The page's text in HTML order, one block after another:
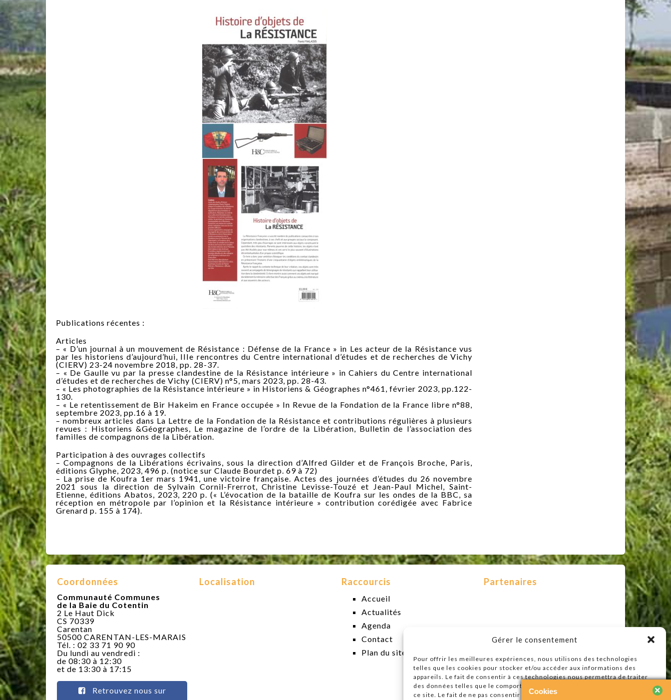
Gérer le consentement
Pour offrir les meilleures expériences, nous utilisons des technologies
telles que les cookies pour stocker et/ou accéder aux informations des
appareils. Le fait de consentir à ces technologies nous permettra de traiter
des données telles que le comportement de navigation ou les ID uniques sur
ce site. Le fait de ne pas consentir ou de retirer son consentement peut
Publications récentes :
Articles
– « D’un journal à un mouvement de Résistance : Défense de la France » in Les acteur de la Résistance vus
par les historiens d’aujourd’hui, IIIe rencontres du Centre international d’études et de recherches de Vichy
(CIERV) 23-24 novembre 2018, pp. 28-37.
– « De Gaulle vu par la presse clandestine de la Résistance intérieure » in Cahiers du Centre international
d’études et de recherches de Vichy (CIERV) n°5, mars 2023, pp. 28-43.
– « Les photographies de la Résistance intérieure » in Historiens & Géographes n°461, février 2023, pp.122-
130.
– « Le retentissement de Bir Hakeim en France occupée » In Revue de la Fondation de la France libre n°88,
septembre 2023, pp.16 à 19.
– nombreux articles dans La Lettre de la Fondation de la Résistance et contributions régulières à plusieurs
revues : Historiens &Géographes, Le magazine de l’ordre de la Libération, Bulletin de l’association des
familles de compagnons de la Libération.
Participation à des ouvrages collectifs
– Compagnons de la Libérations écrivains, sous la direction d’Alfred Gilder et de François Broche, Paris,
éditions Glyphe, 2023, 496 p. (notice sur Claude Bourdet p. 69 à 72)
– La prise de Koufra 1er mars 1941, une victoire française. Actes des journées d’études du 26 novembre
2021 sous la direction de Sylvain Cornil-Frerrot, Christine Levisse-Touzé et Jean-Paul Michel, Saint-
Etienne, éditions Abatos, 2023, 220 p. (« L’évocation de la bataille de Koufra sur les ondes de la BBC, sa
réception en métropole par l’opinion et la Résistance intérieure » contribution corédigée avec Fabrice
Grenard p. 155 à 174).
Coordonnées
Communauté Communes
de la Baie du Cotentin
2 Le Haut Dick
CS 70339
Carentan
50500 CARENTAN-LES-MARAIS
Tél. : 02 33 71 90 90
Du lundi au vendredi :
de 08:30 à 12:30
et de 13:30 à 17:15
Retrouvez nous sur
Localisation Raccourcis
Accueil
Actualités
Agenda
Contact
Plan du site
Partenaires
Cookies ×